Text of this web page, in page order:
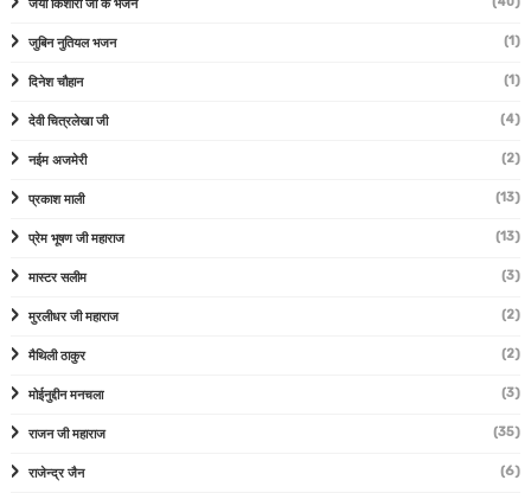
जया किशोरी जी के भजन
जुबिन नुतियल भजन (1)
दिनेश चौहान (1)
देवी चित्रलेखा जी (4)
नईम अजमेरी (2)
प्रकाश माली (13)
प्रेम भूषण जी महाराज (13)
मास्टर सलीम (3)
मुरलीधर जी महाराज (2)
मैथिली ठाकुर (2)
मोईनुद्दीन मनचला (3)
राजन जी महाराज (35)
राजेन्द्र जैन (6)